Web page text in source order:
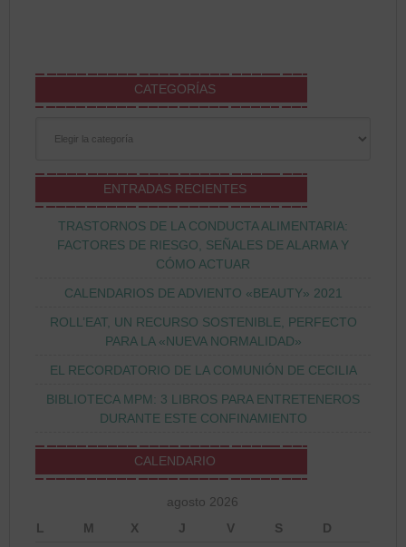
CATEGORÍAS
ENTRADAS RECIENTES
TRASTORNOS DE LA CONDUCTA ALIMENTARIA:
FACTORES DE RIESGO, SEÑALES DE ALARMA Y
CÓMO ACTUAR
CALENDARIOS DE ADVIENTO «BEAUTY» 2021
ROLL’EAT, UN RECURSO SOSTENIBLE, PERFECTO
PARA LA «NUEVA NORMALIDAD»
EL RECORDATORIO DE LA COMUNIÓN DE CECILIA
BIBLIOTECA MPM: 3 LIBROS PARA ENTRETENEROS
DURANTE ESTE CONFINAMIENTO
CALENDARIO
agosto 2026
L
M X J V S D